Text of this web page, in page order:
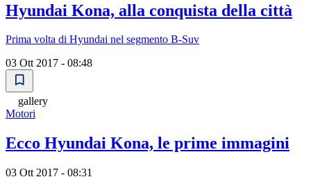
Hyundai Kona, alla conquista della città
Prima volta di Hyundai nel segmento B-Suv
03 Ott 2017 - 08:48
gallery
Motori
Ecco Hyundai Kona, le prime immagini
03 Ott 2017 - 08:31